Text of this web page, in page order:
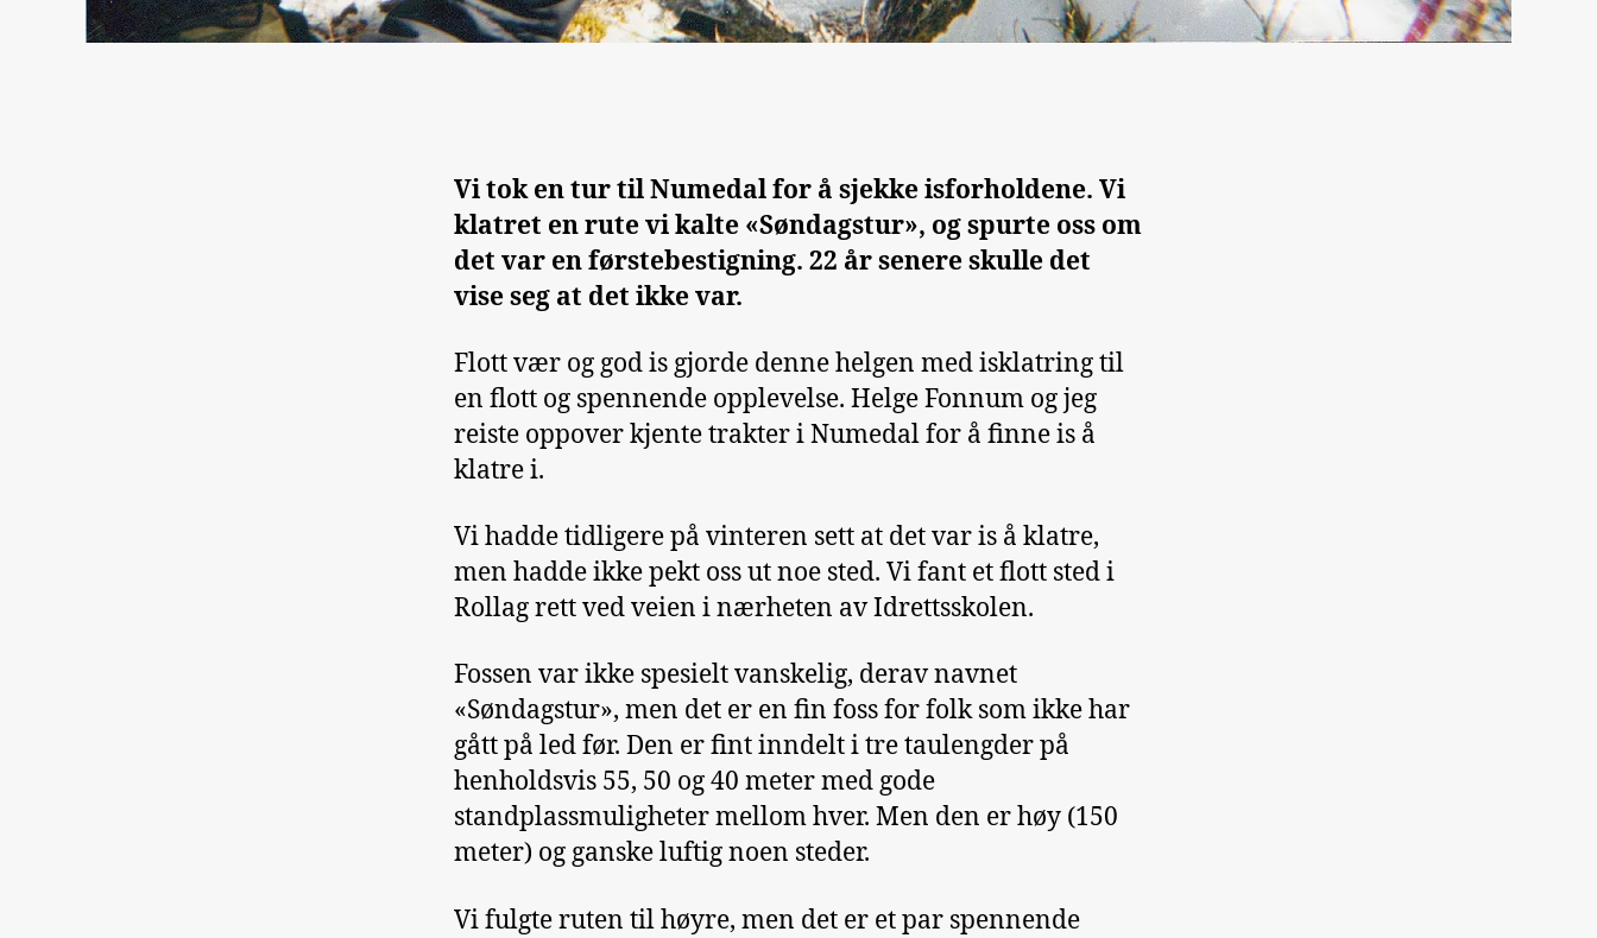
Vi tok en tur til Numedal for å sjekke isforholdene. Vi
klatret en rute vi kalte «Søndagstur», og spurte oss om
det var en førstebestigning. 22 år senere skulle det
vise seg at det ikke var.
Flott vær og god is gjorde denne helgen med isklatring til
en flott og spennende opplevelse. Helge Fonnum og jeg
reiste oppover kjente trakter i Numedal for å finne is å
klatre i.
Vi hadde tidligere på vinteren sett at det var is å klatre,
men hadde ikke pekt oss ut noe sted. Vi fant et flott sted i
Rollag rett ved veien i nærheten av Idrettsskolen.
Fossen var ikke spesielt vanskelig, derav navnet
«Søndagstur», men det er en fin foss for folk som ikke har
gått på led før. Den er fint inndelt i tre taulengder på
henholdsvis 55, 50 og 40 meter med gode
standplassmuligheter mellom hver. Men den er høy (150
meter) og ganske luftig noen steder.
Vi fulgte ruten til høyre, men det er et par spennende